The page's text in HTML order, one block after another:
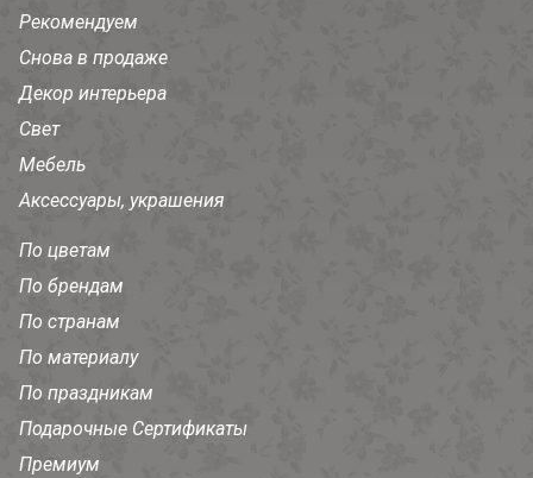
Рекомендуем
Снова в продаже
Декор интерьера
Свет
Мебель
Аксессуары, украшения
По цветам
По брендам
По странам
По материалу
По праздникам
Подарочные Сертификаты
Премиум